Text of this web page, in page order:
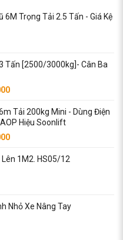
6M Trọng Tải 2.5 Tấn - Giá Kệ
Tấn [2500/3000kg]- Cân Ba
Giá
tại
là:
₫14.000.000.
Tải 200kg Mini - Dùng Điện
Hiệu Soonlift
Giá
tại1M2. HS05/12
Nhỏ Xe Nâng Tay